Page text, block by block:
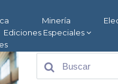
Minería
Ediciones Especiales